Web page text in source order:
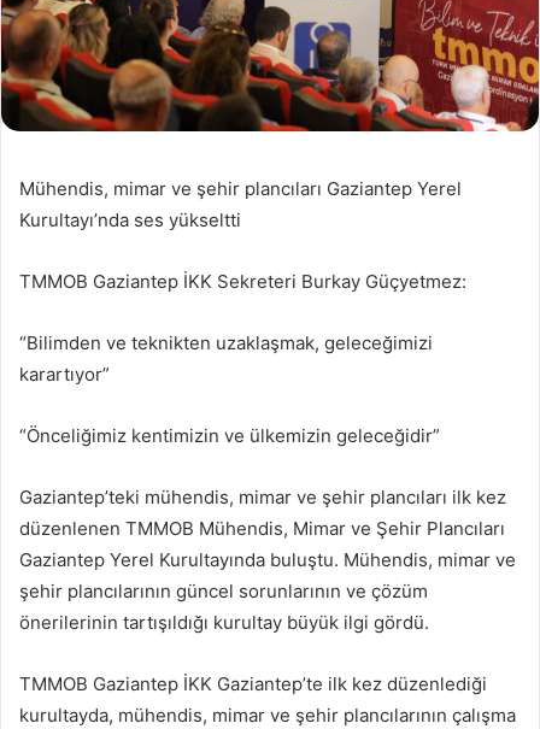
Mühendis, mimar ve şehir plancıları Gaziantep Yerel
Kurultayı’nda ses yükseltti
TMMOB Gaziantep İKK Sekreteri Burkay Güçyetmez:
“Bilimden ve teknikten uzaklaşmak, geleceğimizi
karartıyor”
“Önceliğimiz kentimizin ve ülkemizin geleceğidir”
Gaziantep’teki mühendis, mimar ve şehir plancıları ilk kez
düzenlenen TMMOB Mühendis, Mimar ve Şehir Plancıları
Gaziantep Yerel Kurultayında buluştu. Mühendis, mimar ve
şehir plancılarının güncel sorunlarının ve çözüm
önerilerinin tartışıldığı kurultay büyük ilgi gördü.
TMMOB Gaziantep İKK Gaziantep’te ilk kez düzenlediği
kurultayda, mühendis, mimar ve şehir plancılarının çalışma